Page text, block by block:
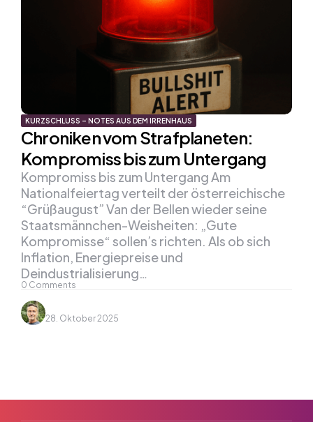
KURZSCHLUSS – NOTES AUS DEM IRRENHAUS
Chroniken vom Strafplaneten:
Kompromiss bis zum Untergang
0 Comments
Kompromiss bis zum Untergang Am
Nationalfeiertag verteilt der österreichische
“Grüßaugust” Van der Bellen wieder seine
Staatsmännchen-Weisheiten: „Gute
Kompromisse“ sollen’s richten. Als ob sich
Inflation, Energiepreise und
Deindustrialisierung…
28. Oktober 2025